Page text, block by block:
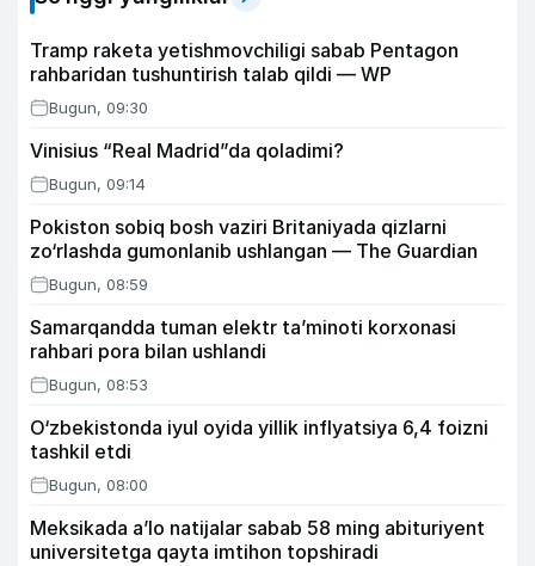
Tramp raketa yetishmovchiligi sabab Pentagon
rahbaridan tushuntirish talab qildi — WP
Bugun, 09:30
Vinisius “Real Madrid”da qoladimi?
Bugun, 09:14
Pokiston sobiq bosh vaziri Britaniyada qizlarni
zo‘rlashda gumonlanib ushlangan — The Guardian
Bugun, 08:59
Samarqandda tuman elektr ta’minoti korxonasi
rahbari pora bilan ushlandi
Bugun, 08:53
O‘zbekistonda iyul oyida yillik inflyatsiya 6,4 foizni
tashkil etdi
Bugun, 08:00
Meksikada a’lo natijalar sabab 58 ming abituriyent
universitetga qayta imtihon topshiradi